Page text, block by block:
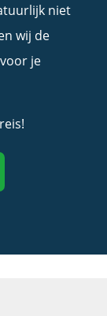
niet
wij de
je